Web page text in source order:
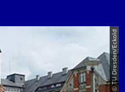
© TU Dresden/Eckold